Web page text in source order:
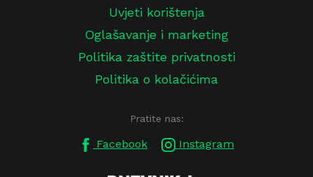
Uvjeti korištenja
Oglašavanje i marketing
Politika zaštite privatnosti
Politika o kolačićima
Pratite nas:
Facebook Instagram